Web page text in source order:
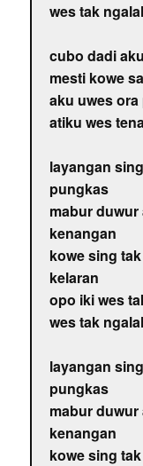
wes tak
cubo dadi
mesti kowe
aku uwes
atiku wes
layangan
pungkas
mabur
kenangan
kowe sing
kelaran
opo iki wes
wes tak
layangan
pungkas
mabur
kenangan
kowe sing